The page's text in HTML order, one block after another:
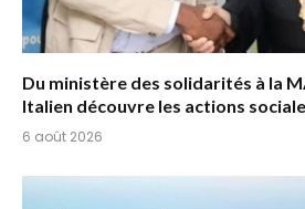
Du ministère des solidarités à la
Italien découvre les actions
6 août 2026